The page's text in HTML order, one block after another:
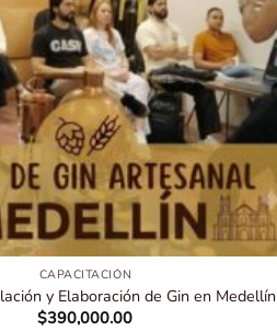
CAPACITACIÓN
y Elaboración de Gin en Medellín
$390,000.00